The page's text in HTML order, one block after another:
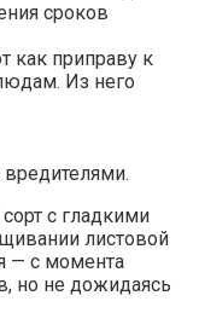
сроков
как приправу к
Из него
с гладкими
листовой
— с момента
но не дожидаясь